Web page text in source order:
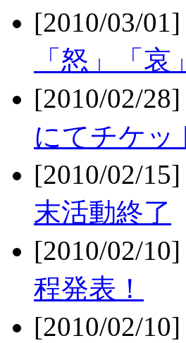
[2010/03/
「怒」「
[2010/02/
にてチケッ
[2010/02/
末活動終了
[2010/02/
程発表！
[2010/02/